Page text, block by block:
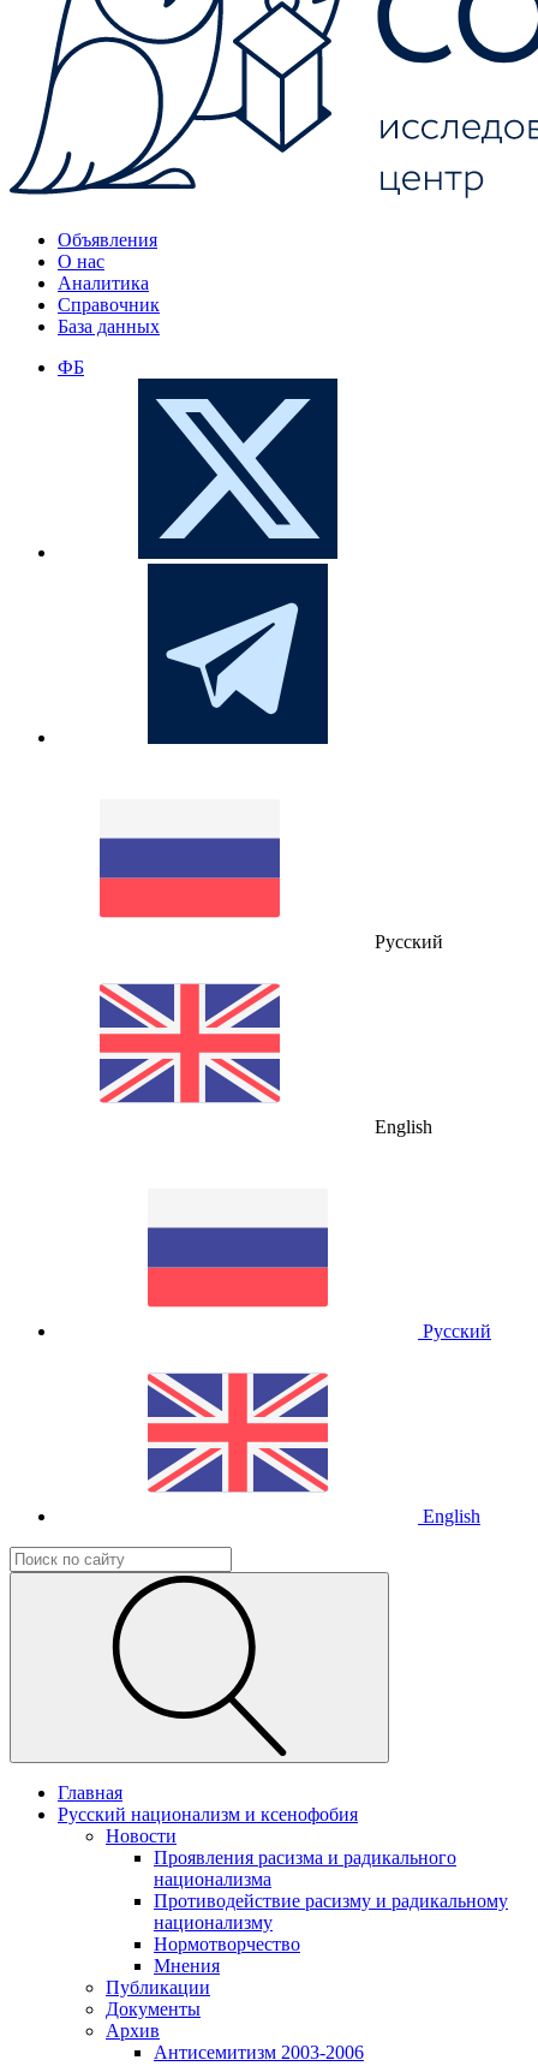
Объявления
О нас
Аналитика
Справочник
База данных
ФБ
Русский
English
Русский
English
Главная
Русский национализм и ксенофобия
Новости
Проявления расизма и радикального
национализма
Противодействие расизму и радикальному
национализму
Нормотворчество
Мнения
Публикации
Документы
Архив
Антисемитизм 2003-2006